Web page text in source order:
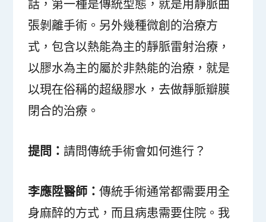
話，第一種是傳統型態，就是用靜脈曲
張剝離手術。另外幾種微創的治療方
式，包含以熱能為主的靜脈雷射治療，
以膠水為主的屬於非熱能的治療，就是
以現在俗稱的超級膠水，去做靜脈瓣膜
閉合的治療。
提問：請問傳統手術會如何進行？
李應陞醫師：傳統手術通常都需要用全
身麻醉的方式，而且病患需要住院。我